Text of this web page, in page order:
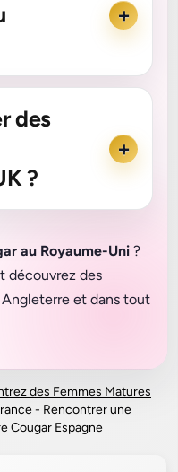
des
?
au Royaume-Uni ?
découvrez des
et dans tout
des Femmes Matures
- Rencontrer une
Cougar Espagne